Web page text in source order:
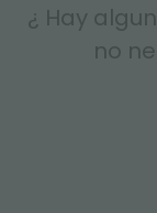
¿ Hay
no